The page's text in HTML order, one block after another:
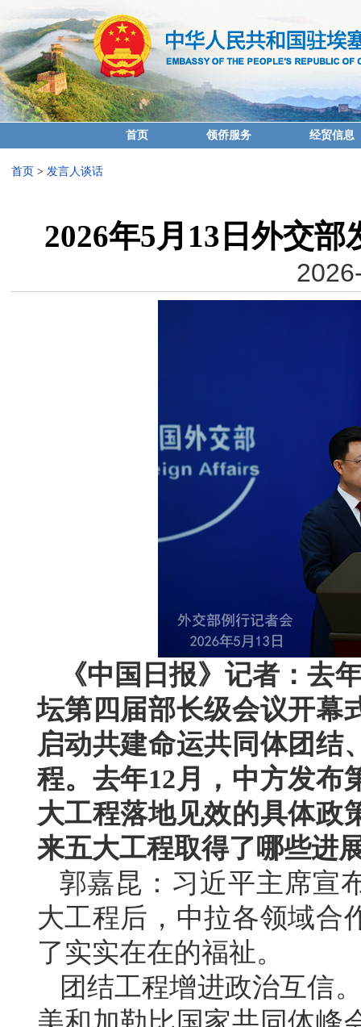
首页 领侨服务 经贸信息
首页 > 发言人谈话
2026年5月13日外交
《中国日报》记者：去
坛第四届部长级会议开幕
启动共建命运共同体团结
程。去年12月，中方发布
大工程落地见效的具体政
来五大工程取得了哪些进
郭嘉昆：习近平主席宣
大工程后，中拉各领域合
了实实在在的福祉。
团结工程增进政治互信